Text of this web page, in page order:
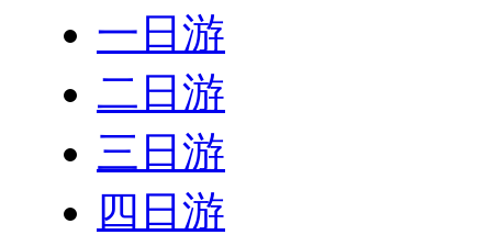
一日游
二日游
三日游
四日游